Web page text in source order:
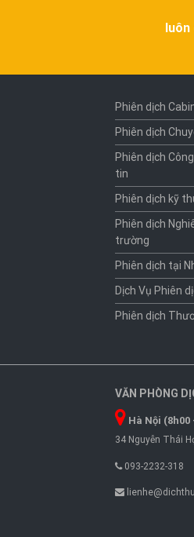
luôn
Phiên dịch
Phiên dịch
Phiên dịch
tin
Phiên dịch kỹ
Phiên dịch
trường
Phiên dịch tại
Dịch Vụ Phiên
Phiên dịch
VĂN PHÒNG
Hà Nội (8h00
34 Nguyễn Thái
093-2232-318